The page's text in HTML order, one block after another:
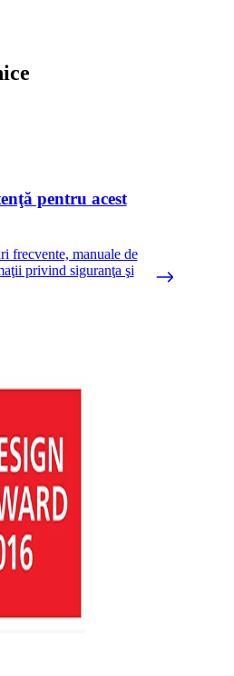
pentru acest
frecvente, manuale de
privind siguranţa şi